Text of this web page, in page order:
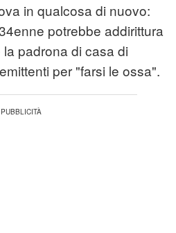
in qualcosa di nuovo:
potrebbe addirittura
padrona di casa di
per "farsi le ossa".